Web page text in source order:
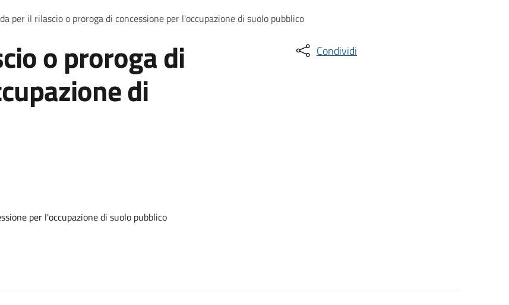
per il rilascio o proroga di concessione per l'occupazione di suolo pubblico
o proroga di
di
per l'occupazione di suolo pubblico
Condividi